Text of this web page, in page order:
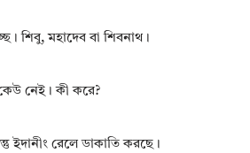
শিবু, মহাদেব বা শিবনাথ।
নেই। কী করে?
ইদানীং রেলে ডাকাতি করছে।